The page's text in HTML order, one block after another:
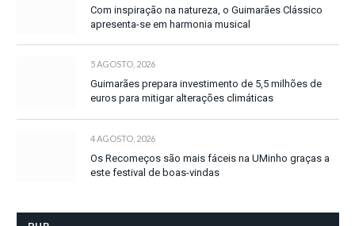
Com inspiração na natureza, o Guimarães Clássico
apresenta-se em harmonia musical
5 AGOSTO, 2026
Guimarães prepara investimento de 5,5 milhões de
euros para mitigar alterações climáticas
4 AGOSTO, 2026
Os Recomeços são mais fáceis na UMinho graças a
este festival de boas-vindas